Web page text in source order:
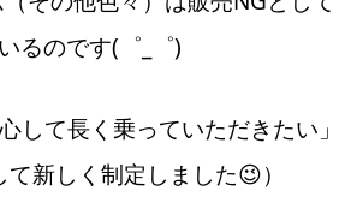
いるのです(゜_゜)
して長く乗っていただきたい」
新しく制定しました😉）